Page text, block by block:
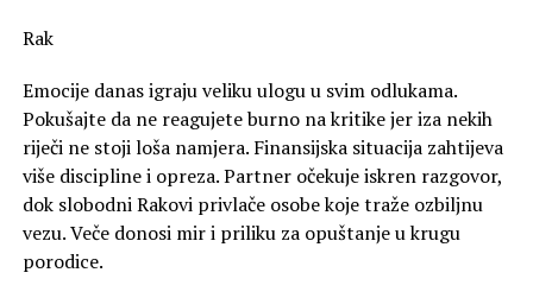
Rak
Emocije danas igraju veliku ulogu u svim odlukama.
Pokušajte da ne reagujete burno na kritike jer iza nekih
riječi ne stoji loša namjera. Finansijska situacija zahtijeva
više discipline i opreza. Partner očekuje iskren razgovor,
dok slobodni Rakovi privlače osobe koje traže ozbiljnu
vezu. Veče donosi mir i priliku za opuštanje u krugu
porodice.